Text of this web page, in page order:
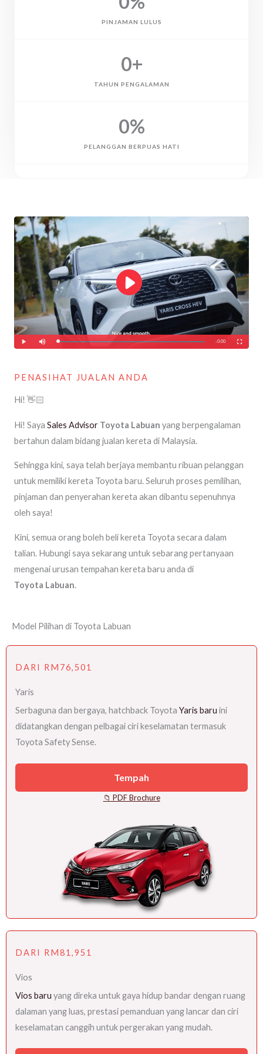
PINJAMAN LULUS
TAHUN PENGALAMAN
0+
PELANGGAN BERPUAS HATI
0%
PENASIHAT JUALAN ANDA
Hi! 👋🏻
Hi! Saya Sales Advisor Toyota Labuan yang berpengalaman
bertahun dalam bidang jualan kereta di Malaysia.
Sehingga kini, saya telah berjaya membantu ribuan pelanggan
untuk memiliki kereta Toyota baru. Seluruh proses pemilihan,
pinjaman dan penyerahan kereta akan dibantu sepenuhnya
oleh saya!
Kini, semua orang boleh beli kereta Toyota secara dalam
talian. Hubungi saya sekarang untuk sebarang pertanyaan
mengenai urusan tempahan kereta baru anda di
Toyota Labuan.
Model Pilihan di Toyota Labuan
DARI RM76,501
Yaris
Serbaguna dan bergaya, hatchback Toyota Yaris baru ini
didatangkan dengan pelbagai ciri keselamatan termasuk
Toyota Safety Sense.
Tempah
📁 PDF Brochure
DARI RM81,951
Vios
Vios baru yang direka untuk gaya hidup bandar dengan ruang
dalaman yang luas, prestasi pemanduan yang lancar dan ciri
keselamatan canggih untuk pergerakan yang mudah.